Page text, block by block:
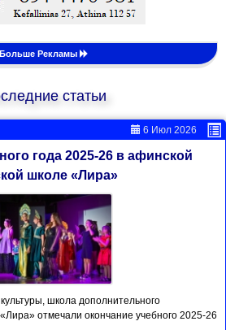
Больше Рекламы
статьи
6 Июл 2026
года 2025-26 в афинской
школе «Лира»
школа дополнительного
отмечали окончание учебного 2025-26